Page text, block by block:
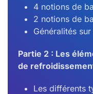
4 notions de
2 notions de
Généralités
Partie 2 : Les
de
Les différents